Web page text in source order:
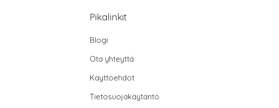
Pikalinkit
Blogi
Ota yhteyttä
Käyttöehdot
Tietosuojakäytäntö